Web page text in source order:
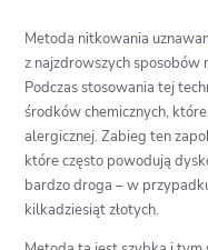
Metoda nitkowania
z najzdrowszych sposobów
Podczas stosowania tej
środków chemicznych,
alergicznej. Zabieg ten
które często powodują
bardzo droga – w
kilkadziesiąt złotych.